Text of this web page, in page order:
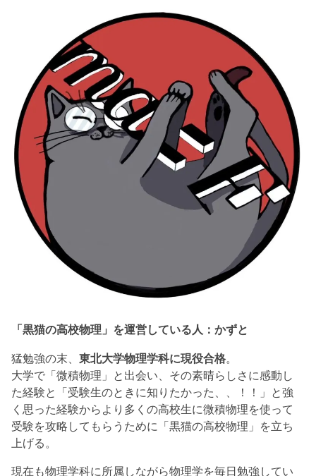
「黒猫の高校物理」を運営している人：かずと
猛勉強の末、東北大学物理学科に現役合格。
大学で「微積物理」と出会い、その素晴らしさに感動し
た経験と「受験生のときに知りたかった、、！！」と強
く思った経験からより多くの高校生に微積物理を使って
受験を攻略してもらうために「黒猫の高校物理」を立ち
上げる。
現在も物理学科に所属しながら物理学を毎日勉強してい